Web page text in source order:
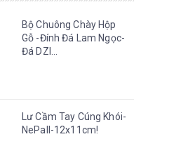
Bộ Chuông Chày Hộp
Gỗ -Đính Đá Lam Ngọc-
Đá DZI...
Lư Cầm Tay Cúng Khói-
NePall-12x11cm!